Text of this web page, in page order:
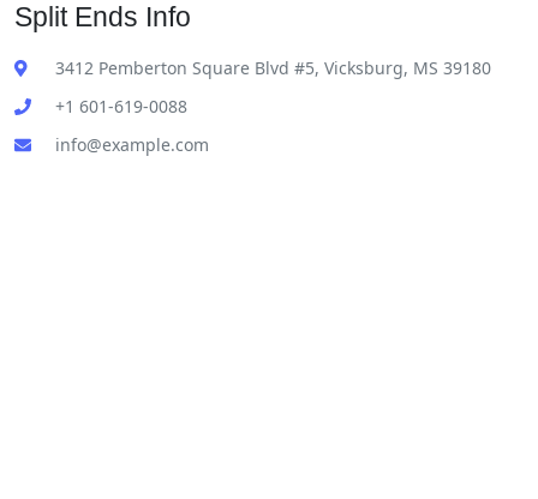
Split Ends Info
3412 Pemberton Square Blvd #5, Vicksburg, MS 39180
+1 601-619-0088
info@example.com